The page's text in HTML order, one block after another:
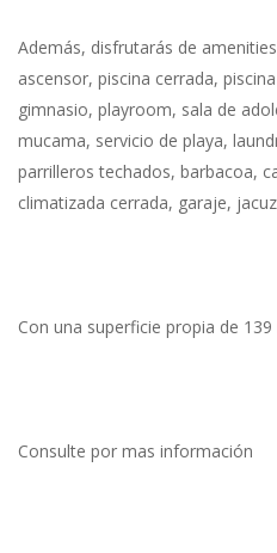
Además, disfrutarás de
ascensor, piscina cerrada,
gimnasio, playroom, sala de
mucama, servicio de playa,
parrilleros techados, barbacoa,
climatizada cerrada, garaje,
Con una superficie propia de 139
Consulte por mas información